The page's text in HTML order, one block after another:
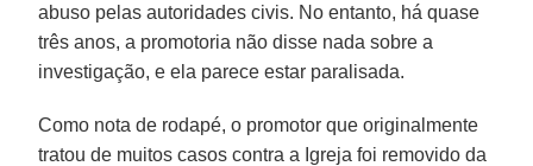
abuso pelas autoridades civis. No entanto, há quase
três anos, a promotoria não disse nada sobre a
investigação, e ela parece estar paralisada.
Como nota de rodapé, o promotor que originalmente
tratou de muitos casos contra a Igreja foi removido da